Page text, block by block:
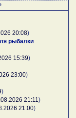
20:08)
рыбалки
15:39)
23:00)
)
21:11 )
21:00)